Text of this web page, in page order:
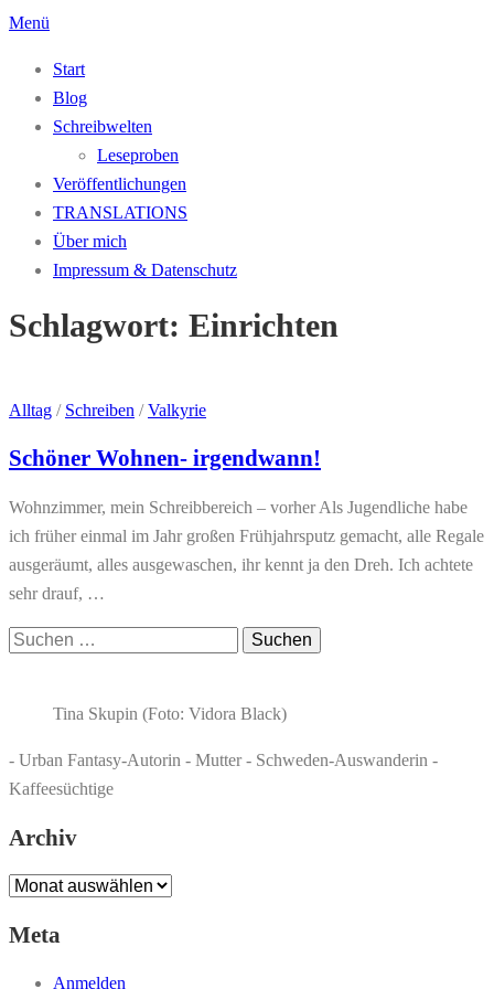
Zum
springen
Menü
Start
Blog
Schreibwelten
Leseproben
Veröffentlichungen
TRANSLATIONS
Über mich
Impressum & Datenschutz
Schlagwort: Einrichten
Alltag / Schreiben /Valkyrie
Schöner Wohnen- irgendwann!
Wohnzimmer, mein Schreibbereich – vorher Als Jugendliche habe
ich früher einmal im Jahr großen Frühjahrsputz gemacht, alle Regale
ausgeräumt, alles ausgewaschen, ihr kennt ja den Dreh. Ich achtete
sehr drauf, …
Suchen
Tina Skupin (Foto: Vidora Black)
- Urban Fantasy-Autorin - Mutter - Schweden-Auswanderin -
Kaffeesüchtige
Archiv
Archiv
Meta
Anmelden